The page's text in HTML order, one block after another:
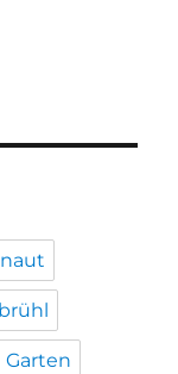
brühl
Garten